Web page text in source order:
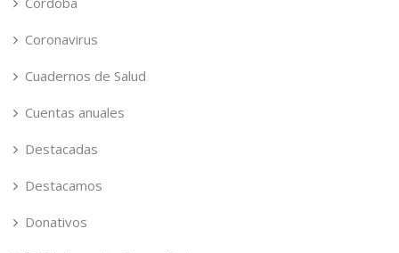
Coronavirus
Cuadernos de Salud
Cuentas anuales
Destacadas
Destacamos
Donativos